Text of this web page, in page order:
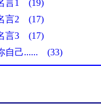
名言1 (19)
名言2 (17)
名言3 (17)
自己...... (33)